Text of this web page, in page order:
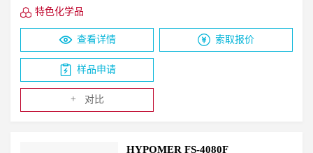
特色化学品
查看详情 索取报价
样品申请
+ 对比
HYPOMER FS-4080F